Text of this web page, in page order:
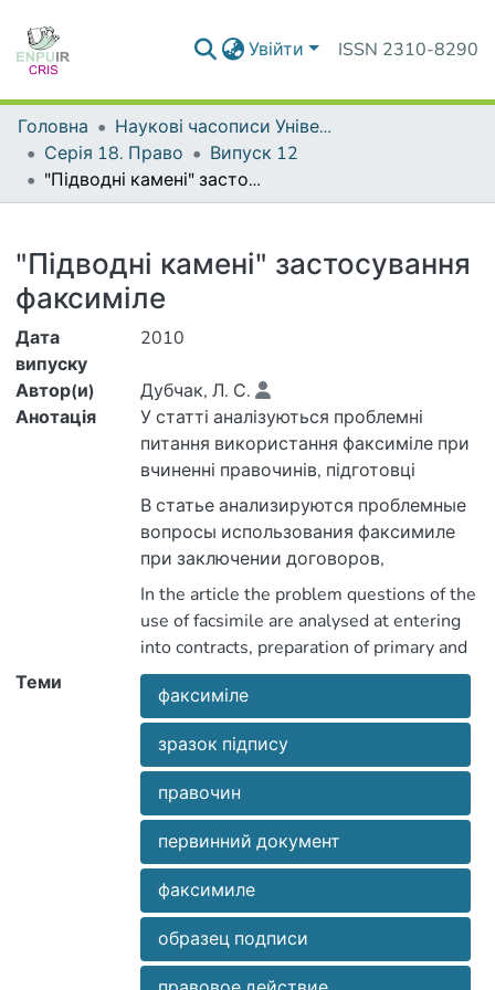
Увійти ISSN 2310-8290
Головна
Наукові часописи Університету
Серія 18. Право
Випуск 12
"Підводні камені" застосування факсиміле
"Підводні камені" застосування
факсиміле
Дата
випуску
2010
Автор(и)
Дубчак, Л. С.
Анотація
У статті аналізуються проблемні
питання використання факсиміле при
вчиненні правочинів, підготовці
первинних та розпорядчих
документів.
В статье анализируются проблемные
вопросы использования факсимиле
при заключении договоров,
подготовке первичных и
распорядительных документов.
In the article the problem questions of the
use of facsimile are analysed at entering
into contracts, preparation of primary and
active documents.
Теми
факсиміле
зразок підпису
правочин
первинний документ
факсимиле
образец подписи